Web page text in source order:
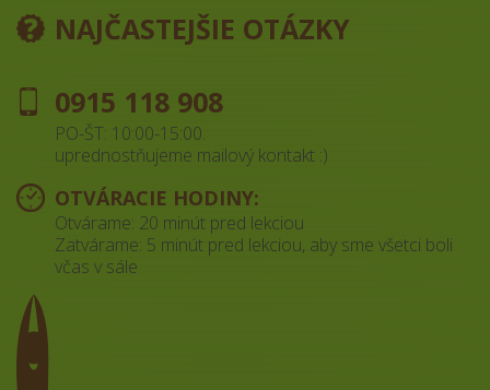
NAJČASTEJŠIE OTÁZKY
0915 118 908
PO-ŠT: 10:00-15:00.
uprednostňujeme mailový kontakt :)
OTVÁRACIE HODINY:
Otvárame: 20 minút pred lekciou
Zatvárame: 5 minút pred lekciou, aby sme všetci boli
včas v sále